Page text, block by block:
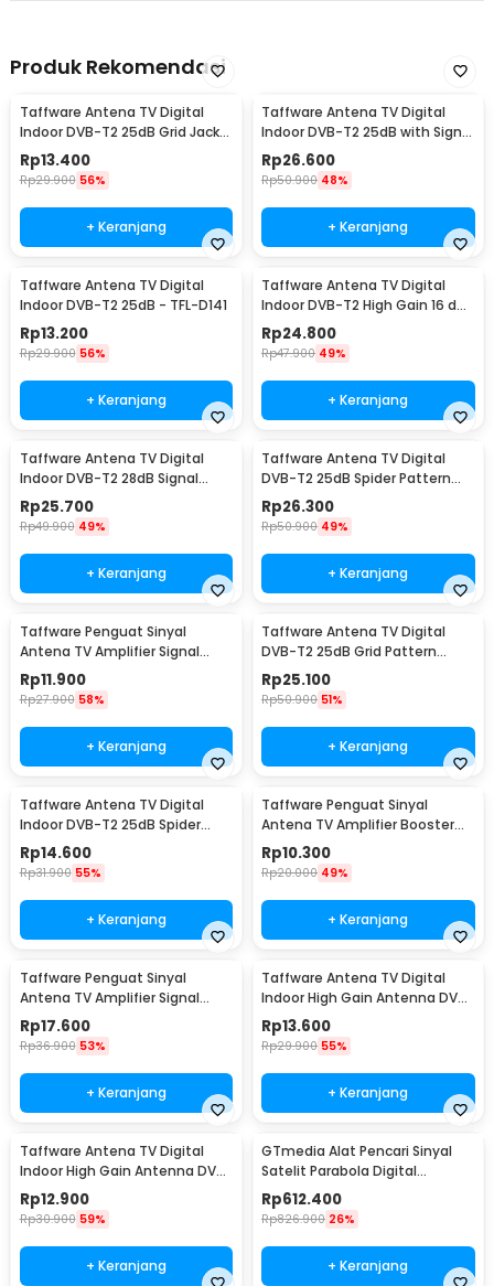
Produk Rekomendasi
Taffware Antena TV Digital
Indoor DVB-T2 25dB Grid Jack
Male Plug - TFL-D139
Rp13.400
Rp29.900 56%
+ Keranjang
Taffware Antena TV Digital
Indoor DVB-T2 25dB with Signal
Booster - TFL-D140
Rp26.600
Rp50.900 48%
+ Keranjang
Taffware Antena TV Digital
Indoor DVB-T2 25dB - TFL-D141
Rp13.200
Rp29.900 56%
+ Keranjang
Taffware Antena TV Digital
Indoor DVB-T2 High Gain 16 dBi
- EL0465
Rp24.800
Rp47.900 49%
+ Keranjang
Taffware Antena TV Digital
Indoor DVB-T2 28dB Signal
Booster Amplifer - N0012
Rp25.700
Rp49.900 49%
+ Keranjang
Taffware Antena TV Digital
DVB-T2 25dB Spider Pattern
Signal Booster - TFL-D139
Rp26.300
Rp50.900 49%
+ Keranjang
Taffware Penguat Sinyal
Antena TV Amplifier Signal
Booster DVB-T2 - TFL-D15
Rp11.900
Rp27.900 58%
+ Keranjang
Taffware Antena TV Digital
DVB-T2 25dB Grid Pattern
Signal Booster - TFL-D139
Rp25.100
Rp50.900 51%
+ Keranjang
Taffware Antena TV Digital
Indoor DVB-T2 25dB Spider
Jack Male Plug - TFL-D139
Rp14.600
Rp31.900 55%
+ Keranjang
Taffware Penguat Sinyal
Antena TV Amplifier Booster
DVB-T2 - TFL-D15
Rp10.300
Rp20.000 49%
+ Keranjang
Taffware Penguat Sinyal
Antena TV Amplifier Signal
Booster DVB-T2 35dB - TFL-D-
25
Rp17.600
Rp36.900 53%
+ Keranjang
Taffware Antena TV Digital
Indoor High Gain Antenna DVB-
T2 25dB - TFL-D140
Rp13.600
Rp29.900 55%
+ Keranjang
Taffware Antena TV Digital
Indoor High Gain Antenna DVB-
T2 25dB - N0012
Rp12.900
Rp30.900 59%
+ Keranjang
GTmedia Alat Pencari Sinyal
Satelit Parabola Digital
Satellite Finder - V8 Finder2
Rp612.400
Rp826.900 26%
+ Keranjang